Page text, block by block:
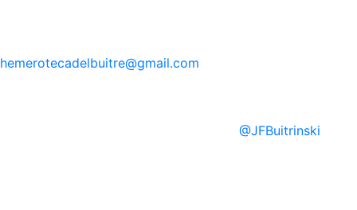
hemerotecadelbuitre@gmail.com
@JFBuitrinski